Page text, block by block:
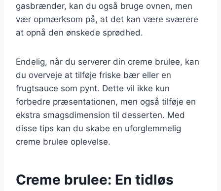
gasbrænder, kan du også bruge ovnen, men
vær opmærksom på, at det kan være sværere
at opnå den ønskede sprødhed.
Endelig, når du serverer din creme brulee, kan
du overveje at tilføje friske bær eller en
frugtsauce som pynt. Dette vil ikke kun
forbedre præsentationen, men også tilføje en
ekstra smagsdimension til desserten. Med
disse tips kan du skabe en uforglemmelig
creme brulee oplevelse.
Creme brulee: En tidløs